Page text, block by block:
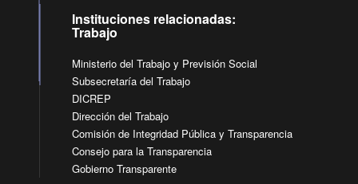
Instituciones relacionadas:
Trabajo
Ministerio del Trabajo y Previsión Social
Subsecretaría del Trabajo
DICREP
Dirección del Trabajo
Comisión de Integridad Pública y Transparencia
Consejo para la Transparencia
Gobierno Transparente